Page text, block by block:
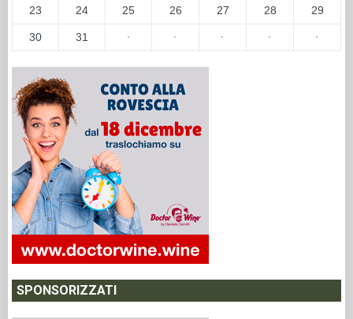
23 24 25 26 27 28 29
30 31 · · · · ·
SPONSORIZZATI